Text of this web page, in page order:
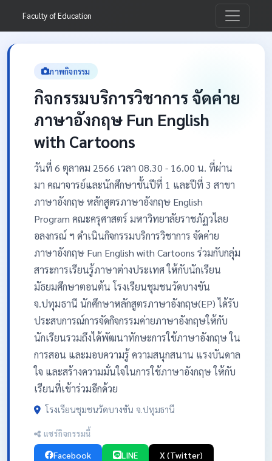
Faculty of Education
ภาพกิจกรรม
กิจกรรมบริการวิชาการ จัดค่าย
ภาษาอังกฤษ Fun English
with Cartoons
วันที่ 6 ตุลาคม 2566 เวลา 08.30 - 16.00 น. ที่ผ่าน
มา คณาจารย์และนักศึกษาชั้นปีที่ 1 และปีที่ 3 สาขา
ภาษาอังกฤษ หลักสูตรภาษาอังกฤษ English
Program คณะครุศาสตร์ มหาวิทยาลัยราชภัฏวไลย
อลงกรณ์ ฯ ดำเนินกิจกรรมบริการวิชาการ จัดค่าย
ภาษาอังกฤษ Fun English with Cartoons ร่วมกับกลุ่ม
สาระการเรียนรู้ภาษาต่างประเทศ ให้กับนักเรียน
มัธยมศึกษาตอนต้น โรงเรียนชุมชนวัดบางขัน
จ.ปทุมธานี นักศึกษาหลักสูตรภาษาอังกฤษ(EP) ได้รับ
ประสบการณ์การจัดกิจกรรมค่ายภาษาอังกฤษให้กับ
นักเรียนรวมถึงได้พัฒนาทักษะการใช้ภาษาอังกฤษ ใน
การสอน และมอบความรู้ ความสนุกสนาน แรงบันดาล
ใจ และสร้างความมั่นใจในการใช้ภาษาอังกฤษ ให้กับ
เรียนที่เข้าร่วมอีกด้วย
โรงเรียนชุมชนวัดบางขัน จ.ปทุมธานี
แชร์กิจกรรมนี้
Facebook LINE X (Twitter)